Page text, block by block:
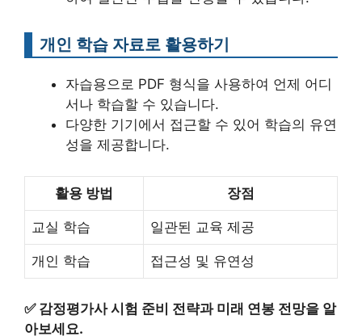
개인 학습 자료로 활용하기
자습용으로 PDF 형식을 사용하여 언제 어디
서나 학습할 수 있습니다.
다양한 기기에서 접근할 수 있어 학습의 유연
성을 제공합니다.
활용 방법 장점
교실 학습 일관된 교육 제공
개인 학습 접근성 및 유연성
✅ 감정평가사 시험 준비 전략과 미래 연봉 전망을 알
아보세요.